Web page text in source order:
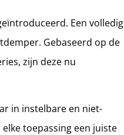
Een volledig
Gebaseerd op de
zijn deze nu
in instelbare en niet-
toepassing een juiste